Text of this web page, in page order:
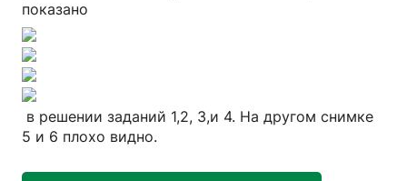
показано
в решении заданий 1,2, 3,и 4. На другом снимке
5 и 6 плохо видно.